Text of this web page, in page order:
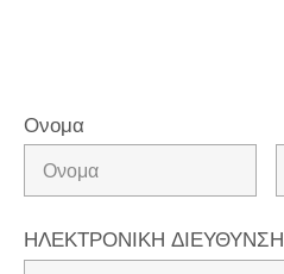
Ονομα
ΗΛΕΚΤΡΟΝΙΚΗ ΔΙΕΥΘΥΝΣΗ